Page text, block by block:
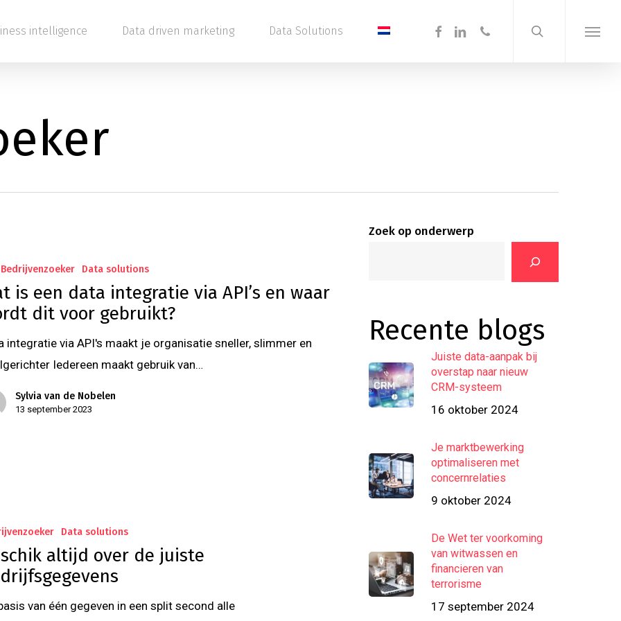
intelligence Data driven marketing Data Solutions facebooklinkedinphone
Menu
Bedrijvenzoeker Data solutions
is een data integratie via API’s en waar
dit voor gebruikt?
integratie via API's maakt je organisatie sneller, slimmer en
Iedereen maakt gebruik van…
Sylvia van de Nobelen
13 september 2023
Data solutions
altijd over de juiste
van één gegeven in een split second alle
Zoek op onderwerp
Recente blogs
Juiste data-aanpak bij
overstap naar nieuw
CRM-systeem
16 oktober 2024
Je marktbewerking
optimaliseren met
concernrelaties
9 oktober 2024
De Wet ter voorkoming
van witwassen en
financieren van
terrorisme
17 september 2024